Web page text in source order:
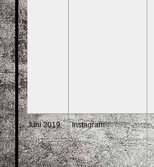
Juni 2019 Instagram